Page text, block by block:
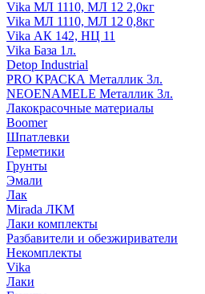
Vika МЛ 1110, МЛ 12 2,0кг
Vika МЛ 1110, МЛ 12 0,8кг
Vika АК 142, НЦ 11
Vika База 1л.
Detop Industrial
PRO КРАСКА Металлик 3л.
NEOENAMELE Металлик 3л.
Лакокрасочные материалы
Boomer
Шпатлевки
Герметики
Грунты
Эмали
Лак
Mirada ЛКМ
Лаки комплекты
Разбавители и обезжириватели
Некомплекты
Vika
Лаки